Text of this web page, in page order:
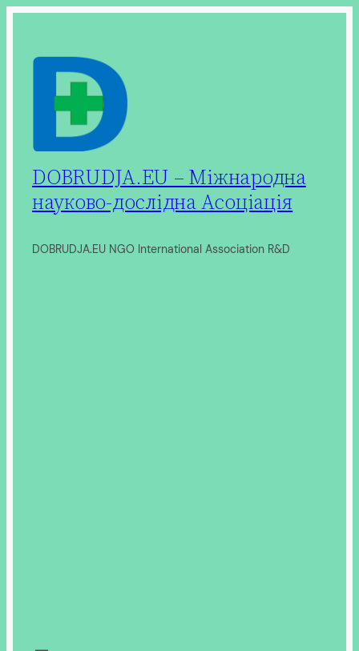
вмісту
DOBRUDJA.EU – Міжнародна
науково-дослідна Асоціація
DOBRUDJA.EU NGO International Association R&D